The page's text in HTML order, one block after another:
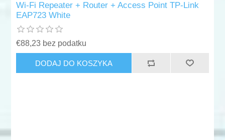
Wi-Fi Repeater + Router + Access Point TP-Link
EAP723 White
€88,23 bez podatku
DODAJ DO KOSZYKA